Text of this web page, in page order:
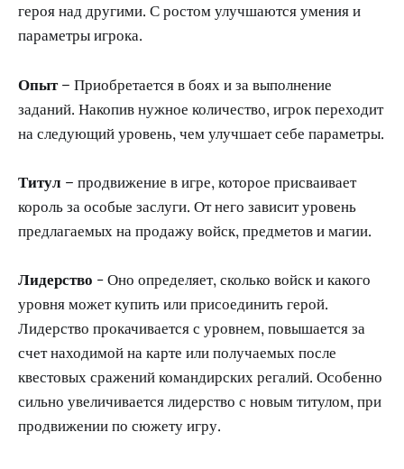
героя над другими. С ростом улучшаются умения и
параметры игрока.
Опыт– Приобретается в боях и за выполнение
заданий. Накопив нужное количество, игрок переходит
на следующий уровень, чем улучшает себе параметры.
Титул – продвижение в игре, которое присваивает
король за особые заслуги. От него зависит уровень
предлагаемых на продажу войск, предметов и магии.
Лидерство - Оно определяет, сколько войск и какого
уровня может купить или присоединить герой.
Лидерство прокачивается с уровнем, повышается за
счет находимой на карте или получаемых после
квестовых сражений командирских регалий. Особенно
сильно увеличивается лидерство с новым титулом, при
продвижении по сюжету игру.